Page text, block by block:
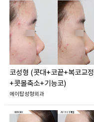
코성형 (콧대+코끝+복코교정
+콧볼축소+기능코)
에이탑성형외과